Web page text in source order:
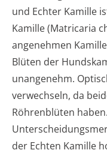
und Echter Kamille
Kamille (Matricaria
angenehmen
Blüten der
unangenehm.
verwechseln, da
Röhrenblüten
der Echten Kamille